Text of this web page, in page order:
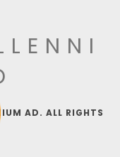
AD. ALL RIGHTS